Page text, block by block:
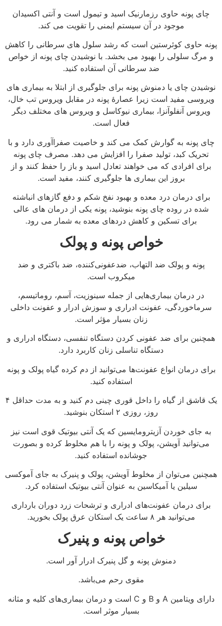
چای پونه حاوی رزمارنیک اسید و تیمول است و آنتی اکسیدان
موجود در آن سیستم ایمنی را تقویت می کند.
پونه حاوی کوئرستین است که رشد سلول های سرطانی را کاهش
و مرگ سلولی را بهبود می بخشد. با نوشیدن چای پونه از خواص
ضد سرطانی آن استفاده کنید.
نوشیدن چای یا دمنوش پونه برای جلوگیری از ابتلا به بیماری های
ویروسی مفید است زیرا عصارهٔ پونه در مقابل ویروس تب خال،
ویروس آنفلوآنزا، بیماری نیوکاسل و ویروس های مختلف دیگر
فعال است.
چای پونه به گوارش کمک می کند و خاصیت صفراآوری دارد و با
تحریک کبد، تولید صفرا را افزایش می دهد. مصرف چای پونه
برای افرادی که می خواهند تعادل اسید و باز را حفظ کنند و از
بروز این بیماری ها جلوگیری کنند، مفید است.
برای درمان درد معده و بهبود نفخ شکم و دفع گازهای انباشته
شده در روده چای پونه بنوشید، پونه یکی از درمان های عالی
برای تسکین و کاهش دردهای معده به شمار می رود.
خواص پونه و پولک
پونه و پولک ضد التهاب، ضدعفونی‌کننده، ضد باکتری و ضد
میکروب است.
در درمان بیماری‌هایی از جمله سینوزیت، آسم، روماتیسم،
سرماخوردگی، عفونت ادراری و سوزش ادرار و عفونت داخلی
زنان بسیار مؤثر است.
همچنین برای ضد عفونی کردن دستگاه تنفسی، دستگاه ادراری و
دستگاه تناسلی زنان کاربرد دارد.
برای درمان انواع عفونت‌ها می‌توانید از دم کرده گیاه پولک و پونه
استفاده کنید.
یک قاشق از گیاه را داخل قوری چینی دم کنید و به مدت حداقل ۴
روز، روزی ۲ استکان بنوشید.
به جای خوردن آزیترومایسین که یک آنتی بیوتیک قوی است نیز
می‌توانید آویشن، پولک و پونه را با هم مخلوط کرده و بصورت
جوشانده استفاده کنید.
همچنین می‌توان از مخلوط آویشن، پولک و پنیرک به جای آموکسی
سیلین یا آمیکاسین به عنوان آنتی بیوتیک استفاده کرد.
برای درمان عفونت‌های ادراری و ترشحات زرد دوران بارداری
می‌توانید هر ۸ ساعت یک استکان عرق پولک بخورید.
خواص پونه و پنیرک
دمنوش پونه و گل پنیرک ادرار آور است.
مقوی رحم می‌باشد.
دارای ویتامین A و B و C است و درمان بیماری‌های کلیه و مثانه
بسیار موثر است.